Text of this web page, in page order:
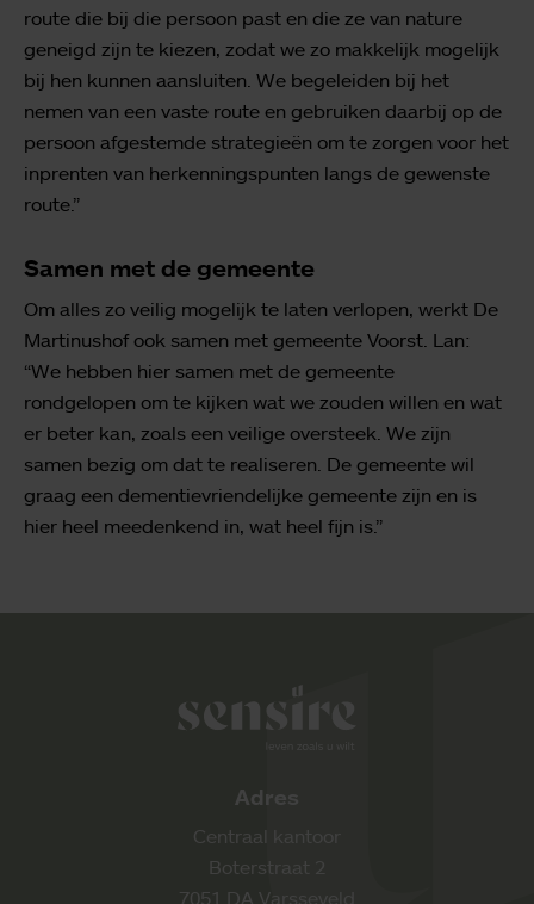
route die bij die persoon past en die ze van nature
geneigd zijn te kiezen, zodat we zo makkelijk mogelijk
bij hen kunnen aansluiten. We begeleiden bij het
nemen van een vaste route en gebruiken daarbij op de
persoon afgestemde strategieën om te zorgen voor het
inprenten van herkenningspunten langs de gewenste
route.”
Samen met de gemeente
Om alles zo veilig mogelijk te laten verlopen, werkt De
Martinushof ook samen met gemeente Voorst. Lan:
“We hebben hier samen met de gemeente
rondgelopen om te kijken wat we zouden willen en wat
er beter kan, zoals een veilige oversteek. We zijn
samen bezig om dat te realiseren. De gemeente wil
graag een dementievriendelijke gemeente zijn en is
hier heel meedenkend in, wat heel fijn is.”
Adres
Centraal kantoor
Boterstraat 2
7051 DA Varsseveld